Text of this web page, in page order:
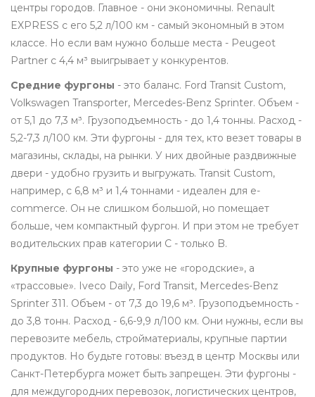
центры городов. Главное - они экономичны. Renault
EXPRESS с его 5,2 л/100 км - самый экономный в этом
классе. Но если вам нужно больше места - Peugeot
Partner с 4,4 м³ выигрывает у конкурентов.
Средние фургоны - это баланс. Ford Transit Custom,
Volkswagen Transporter, Mercedes-Benz Sprinter. Объем -
от 5,1 до 7,3 м³. Грузоподъемность - до 1,4 тонны. Расход -
5,2-7,3 л/100 км. Эти фургоны - для тех, кто везет товары в
магазины, склады, на рынки. У них двойные раздвижные
двери - удобно грузить и выгружать. Transit Custom,
например, с 6,8 м³ и 1,4 тоннами - идеален для e-
commerce. Он не слишком большой, но помещает
больше, чем компактный фургон. И при этом не требует
водительских прав категории C - только B.
Крупные фургоны - это уже не «городские», а
«трассовые». Iveco Daily, Ford Transit, Mercedes-Benz
Sprinter 311. Объем - от 7,3 до 19,6 м³. Грузоподъемность -
до 3,8 тонн. Расход - 6,6-9,9 л/100 км. Они нужны, если вы
перевозите мебель, стройматериалы, крупные партии
продуктов. Но будьте готовы: въезд в центр Москвы или
Санкт-Петербурга может быть запрещен. Эти фургоны -
для междугородних перевозок, логистических центров,